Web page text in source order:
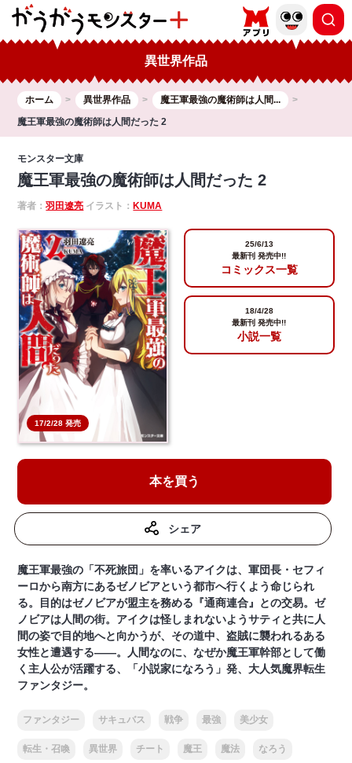
異世界作品
ホーム 異世界作品
魔王軍最強の魔術師は人間...
魔王軍最強の魔術師は人間だった 2
モンスター文庫
魔王軍最強の魔術師は人間だった 2
著者：羽田遼亮 イラスト： KUMA
17/2/28 発売
25/6/13
最新刊 発売中!!
コミックス一覧
18/4/28
最新刊 発売中!!
小説一覧
本を買う
シェア
魔王軍最強の「不死旅団」を率いるアイクは、軍団長・セフィ
ーロから南方にあるゼノビアという都市へ行くよう命じられ
る。目的はゼノビアが盟主を務める『通商連合』との交易。ゼ
ノビアは人間の街。アイクは怪しまれないようサティと共に人
間の姿で目的地へと向かうが、その道中、盗賊に襲われるある
女性と遭遇する――。人間なのに、なぜか魔王軍幹部として働
く主人公が活躍する、「小説家になろう」発、大人気魔界転生
ファンタジー。
ファンタジー サキュバス 戦争 最強 美少女
転生・召喚 異世界 チート 魔王 魔法 なろう